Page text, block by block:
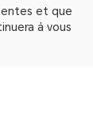
et que
à vous